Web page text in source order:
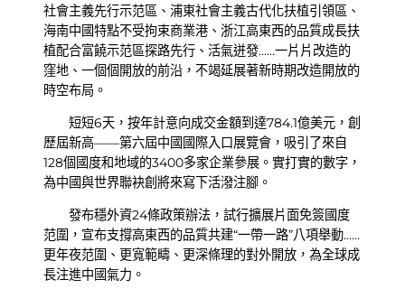
社會主義先行示范區、浦東社會主義古代化扶植引領區、
海南中國特點不受拘束商業港、浙江高東西的品質成長扶
植配合富饒示范區探路先行、活氣迸發……一片片改造的
窪地、一個個開放的前沿，不竭延展著新時期改造開放的
時空布局。
短短6天，按年計意向成交金額到達784.1億美元，創
歷屆新高——第六屆中國國際入口展覽會，吸引了來自
128個國度和地域的3400多家企業參展。實打實的數字，
為中國與世界聯袂創將來寫下活潑注腳。
發布穩外資24條政策辦法，試行擴展片面免簽國度
范圍，宣布支撐高東西的品質共建“一帶一路”八項舉動……
更年夜范圍、更寬範疇、更深條理的對外開放，為全球成
長注進中國氣力。